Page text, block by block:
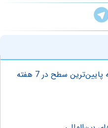
بهای جهانی طلا امروز دوشنبه به پایین‌ترین سطح در 7 هفته